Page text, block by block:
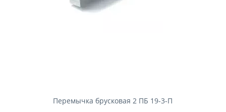
Перемычка брусковая 2 ПБ 19-3-П